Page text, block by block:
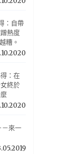
：自帶
熱度
糟。
：在
終於
－來一